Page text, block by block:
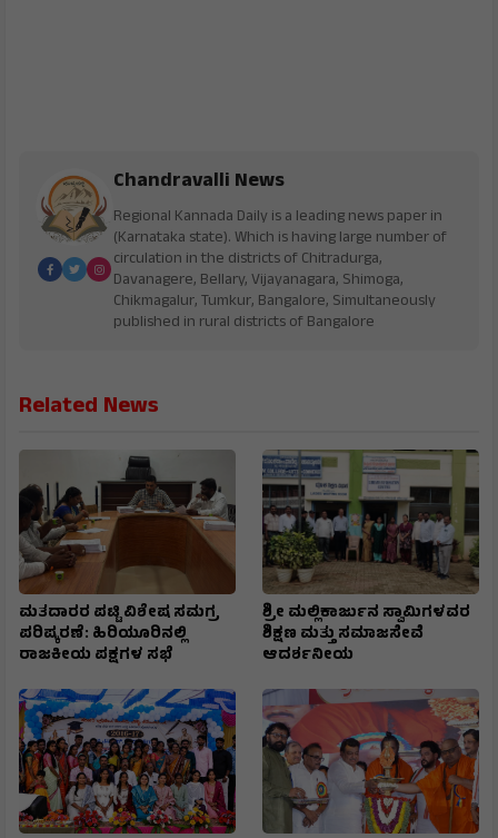
Chandravalli News
Regional Kannada Daily is a leading news paper in
(Karnataka state). Which is having large number of
circulation in the districts of Chitradurga,
Davanagere, Bellary, Vijayanagara, Shimoga,
Chikmagalur, Tumkur, Bangalore, Simultaneously
published in rural districts of Bangalore
Related News
ಮತದಾರರ ಪಟ್ಟಿ ವಿಶೇಷ ಸಮಗ್ರ
ಪರಿಷ್ಕರಣೆ: ಹಿರಿಯೂರಿನಲ್ಲಿ
ರಾಜಕೀಯ ಪಕ್ಷಗಳ ಸಭೆ
ಶ್ರೀ ಮಲ್ಲಿಕಾರ್ಜುನ ಸ್ವಾಮಿಗಳವರ
ಶಿಕ್ಷಣ ಮತ್ತು ಸಮಾಜಸೇವೆ
ಆದರ್ಶನೀಯ